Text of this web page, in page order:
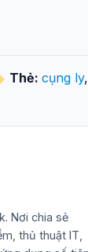
Thẻ:cụng ly,
Nơi chia sẻ
thủ thuật IT,